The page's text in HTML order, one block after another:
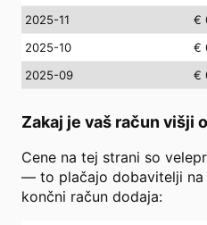
2025-11
€
2025-10
€
2025-09
€
Zakaj je vaš račun višji
Cene na tej strani so
— to plačajo dobavitelji na
končni račun dodaja: